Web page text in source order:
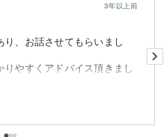
3年以上前
、お話させてもらいまし
やすくアドバイス頂きまし